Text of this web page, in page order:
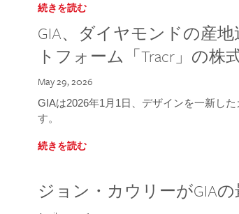
続きを読む
GIA、ダイヤモンドの産
トフォーム「Tracr」の株
May 29, 2026
GIAは2026年1月1日、デザインを一新し
す。
続きを読む
ジョン・カウリーがGIA